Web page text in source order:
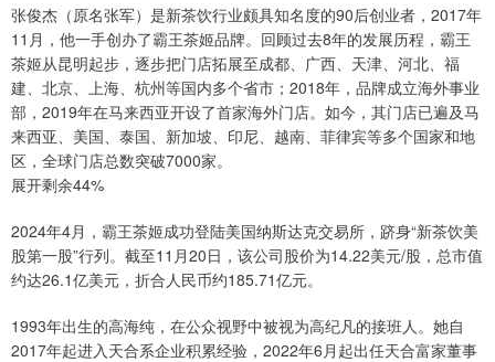
张俊杰（原名张军）是新茶饮行业颇具知名度的90后创业者，2017年
11月，他一手创办了霸王茶姬品牌。回顾过去8年的发展历程，霸王
茶姬从昆明起步，逐步把门店拓展至成都、广西、天津、河北、福
建、北京、上海、杭州等国内多个省市；2018年，品牌成立海外事业
部，2019年在马来西亚开设了首家海外门店。如今，其门店已遍及马
来西亚、美国、泰国、新加坡、印尼、越南、菲律宾等多个国家和地
区，全球门店总数突破7000家。
展开剩余44%
2024年4月，霸王茶姬成功登陆美国纳斯达克交易所，跻身“新茶饮美
股第一股”行列。截至11月20日，该公司股价为14.22美元/股，总市值
约达26.1亿美元，折合人民币约185.71亿元。
1993年出生的高海纯，在公众视野中被视为高纪凡的接班人。她自
2017年起进入天合系企业积累经验，2022年6月起出任天合富家董事